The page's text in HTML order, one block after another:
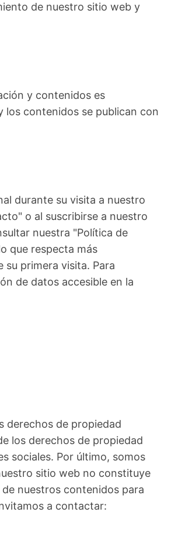
de nuestro sitio web y
y contenidos es
los contenidos se publican con
durante su visita a nuestro
o al suscribirse a nuestro
nuestra "Política de
que respecta más
primera visita. Para
de datos accesible en la
derechos de propiedad
los derechos de propiedad
sociales. Por último, somos
sitio web no constituye
nuestros contenidos para
a contactar: